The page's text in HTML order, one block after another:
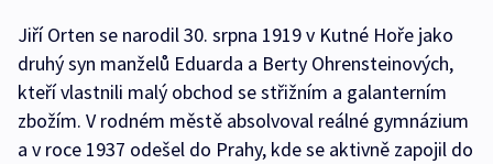
Jiří Orten se narodil 30. srpna 1919 v Kutné Hoře jako
druhý syn manželů Eduarda a Berty Ohrensteinových,
kteří vlastnili malý obchod se střižním a galanterním
zbožím. V rodném městě absolvoval reálné gymnázium
a v roce 1937 odešel do Prahy, kde se aktivně zapojil do